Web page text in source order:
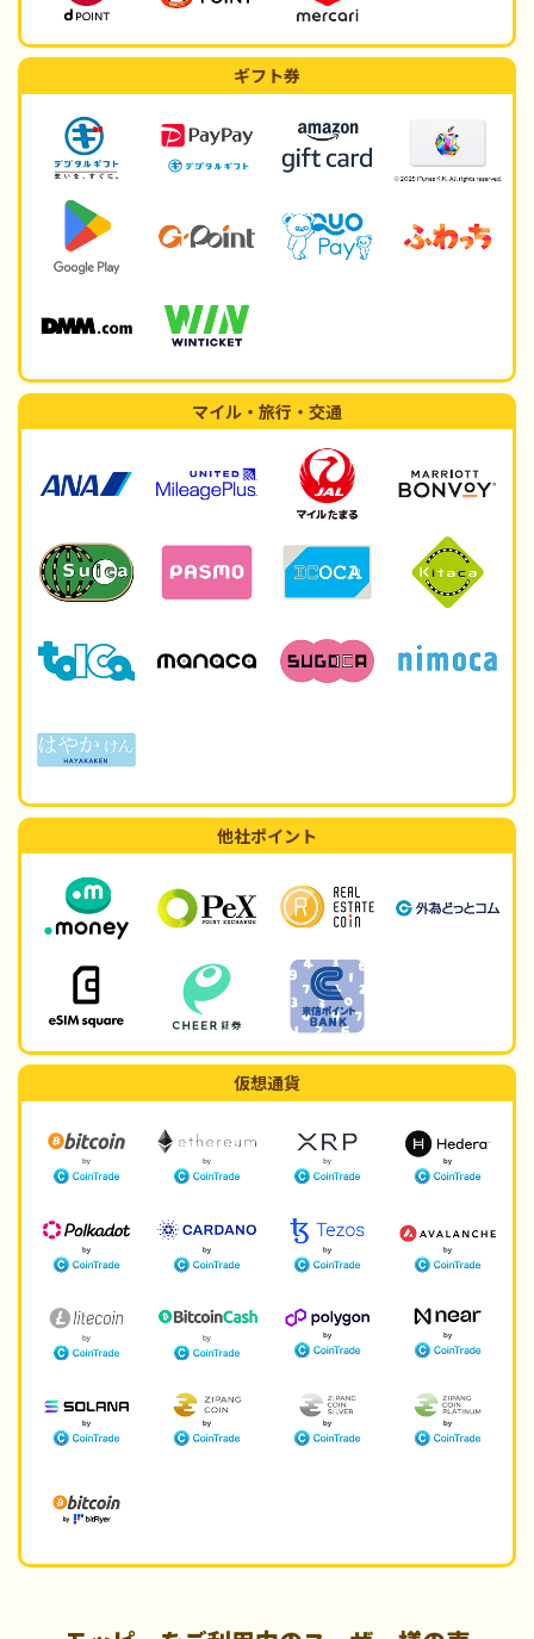
ギフト券
マイル・旅行・交通
他社ポイント
仮想通貨